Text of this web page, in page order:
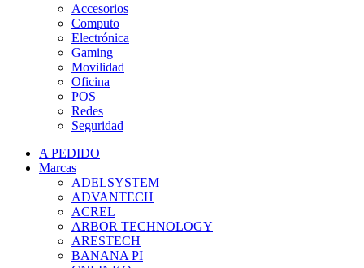
Accesorios
Computo
Electrónica
Gaming
Movilidad
Oficina
POS
Redes
Seguridad
A PEDIDO
Marcas
ADELSYSTEM
ADVANTECH
ACREL
ARBOR TECHNOLOGY
ARESTECH
BANANA PI